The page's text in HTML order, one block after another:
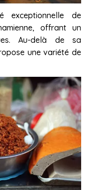
exceptionnelle de
offrant un
Au-delà de sa
une variété de